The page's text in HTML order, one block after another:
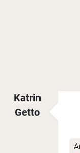
Katrin
Getto